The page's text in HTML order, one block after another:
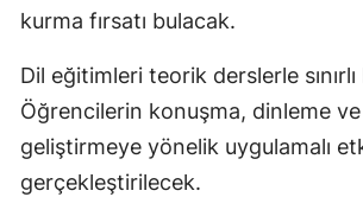
kurma fırsatı bulacak.
Dil eğitimleri teorik derslerle
Öğrencilerin konuşma, dinleme
geliştirmeye yönelik uygulamalı
gerçekleştirilecek.